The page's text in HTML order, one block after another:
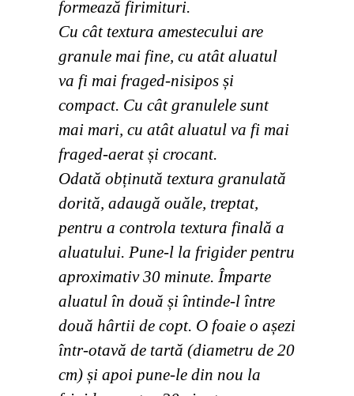
formează firimituri.
Cu cât textura amestecului are
granule mai fine, cu atât aluatul
va fi mai fraged-nisipos și
compact. Cu cât granulele sunt
mai mari, cu atât aluatul va fi mai
fraged-aerat și crocant.
Odată obținută textura granulată
dorită, adaugă ouăle, treptat,
pentru a controla textura finală a
aluatului. Pune-l la frigider pentru
aproximativ 30 minute. Împarte
aluatul în două și întinde-l între
două hârtii de copt. O foaie o așezi
într-otavă de tartă (diametru de 20
cm) și apoi pune-le din nou la